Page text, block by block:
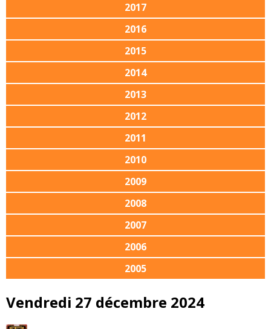
2017
2016
2015
2014
2013
2012
2011
2010
2009
2008
2007
2006
2005
Vendredi 27 décembre 2024